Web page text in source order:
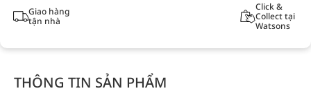
Giao hàng
tận nhà
Click &
Collect tại
Watsons
THÔNG TIN SẢN PHẨM